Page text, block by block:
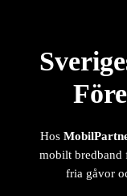
Hos
mobilt bredband
fria gåvor